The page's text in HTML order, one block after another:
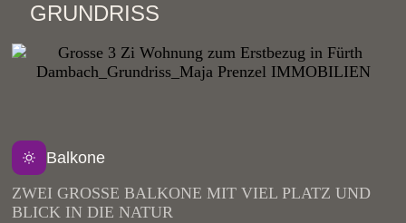
GRUNDRISS
Balkone
ZWEI GROSSE BALKONE MIT VIEL PLATZ UND
BLICK IN DIE NATUR